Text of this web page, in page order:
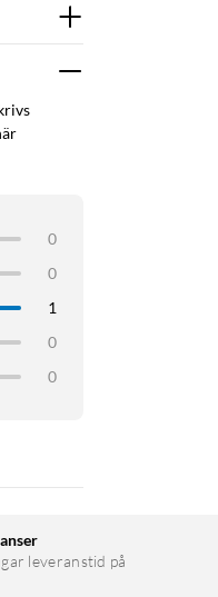
för
0
0
1
0
0
leveranstid på